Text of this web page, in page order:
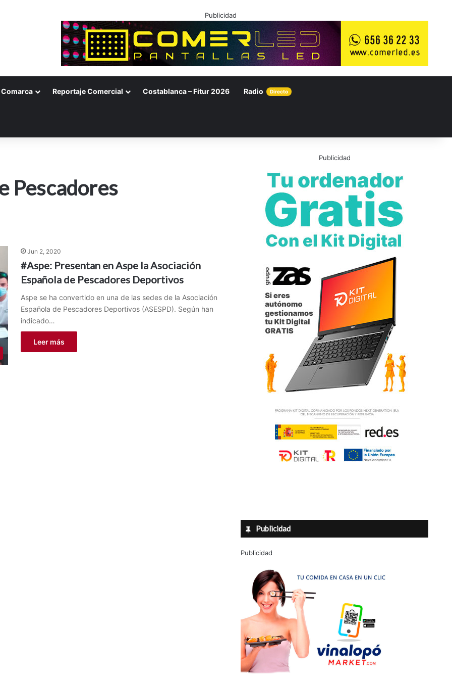
Publicidad
Comarca Reportaje Comercial Costablanca – Fitur 2026 Radio Directo
Pescadores
Jun 2, 2020
#Aspe: Presentan en Aspe la Asociación
Española de Pescadores Deportivos
Aspe se ha convertido en una de las sedes de la Asociación
Española de Pescadores Deportivos (ASESPD). Según han
indicado…
Leer más
Publicidad
Publicidad
Publicidad